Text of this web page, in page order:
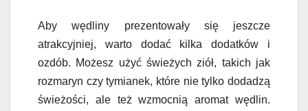
Aby wędliny prezentowały się jeszcze
atrakcyjniej, warto dodać kilka dodatków i
ozdób. Możesz użyć świeżych ziół, takich jak
rozmaryn czy tymianek, które nie tylko dodadzą
świeżości, ale też wzmocnią aromat wędlin.